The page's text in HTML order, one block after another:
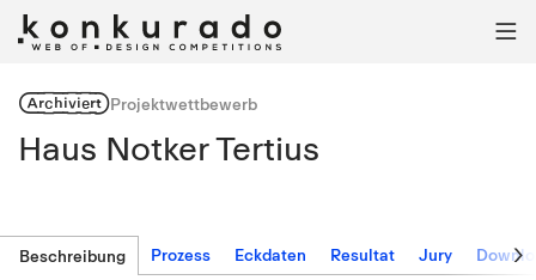

ArchiviertProjektwettbewerb
Haus Notker Tertius
Beschreibung Prozess Eckdaten Resultat Jury 